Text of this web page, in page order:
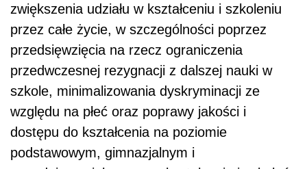
zwiększenia udziału w kształceniu i szkoleniu
przez całe życie, w szczególności poprzez
przedsięwzięcia na rzecz ograniczenia
przedwczesnej rezygnacji z dalszej nauki w
szkole, minimalizowania dyskryminacji ze
względu na płeć oraz poprawy jakości i
dostępu do kształcenia na poziomie
podstawowym, gimnazjalnym i